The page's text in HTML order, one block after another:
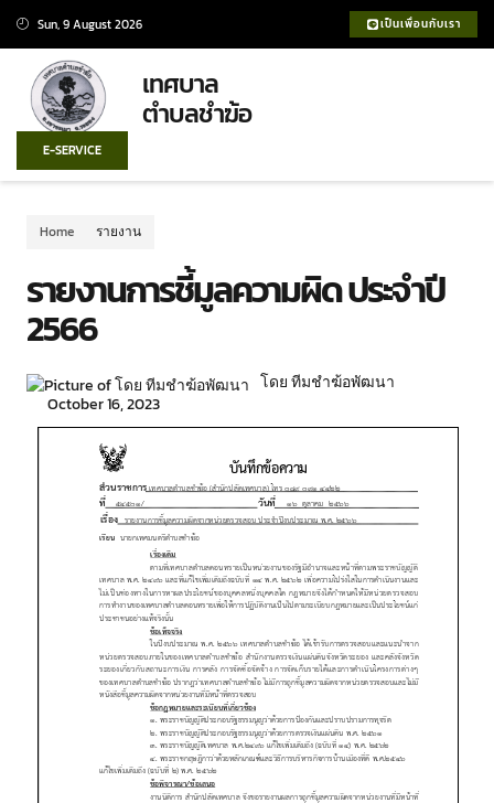
Sun, 9 August 2026 เป็นเพื่อนกับเรา
เทศบาล
ตำบลชำฆ้อ
E-SERVICE
Home รายงาน
รายงานการชี้มูลความผิด ประจำปี
2566
โดย ทีมชำฆ้อพัฒนา
October 16, 2023